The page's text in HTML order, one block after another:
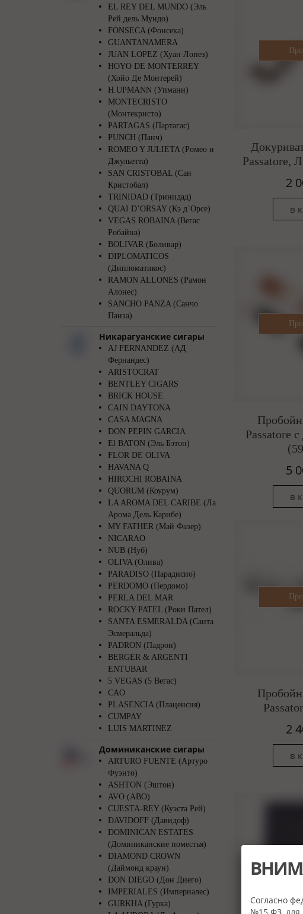
EL REY DEL MUNDO (Эль
Рей дель Мундо)
FONSECA (Фонсека)
GUANTANAMERA
JUAN LOPEZ (Хуан Лопез)
HOYO DE MONTERREY
(Хойо Де Монтерей)
H.UPMANN (Упманн)
MONTECRISTO
(Монтекристо)
PARTAGAS (Партагас)
PUNCH (Панч)
ROMEO Y JULIETA (Ромео и
Джульетта)
SAN CRISTOBAL (Сан
Кристобал)
TRINIDAD (Тринидад)
QUAI D’ORSAY (Кэ д`Орсе)
VEGAS ROBAINA (Вегас
Робайна)
BOLIVAR (Боливар)
DIPLOMATICOS
(Дипломатикос)
RAMON ALLONES (Рамон
Алонес)
SANCHO PANZA (Санчо
Панза)
Никарагуанские сигары
AJ FERNANDEZ (АД
Фернандес)
ARISTOCRAT
BENTLEY CIGARS
BRICK HOUSE
CAIN DAYTONA
CASA MAGNA
DON PEPIN GARCIA
El BATON (Эль Бэтон)
FLOR DE OLIVA
HAVANA Q
HIROCHI ROBAINA
QUORUM (Коурум)
LA AROMA DEL CARIBE (Ла
Арома Дель Карибе)
MY FATHER (Май Фазер)
NICARAO
NUB (Нуб)
OLIVA (Олива)
PARADISO (Парадисио)
PERDOMO (Пердомо)
PERLA DEL MAR
ROCKY PATEL (Роки Пател)
SANTA ESMERALDA (Санта
Эсмеральда)
PADRON (Падрон)
BERGER & ARGENTI
ENTUBAR
5 VEGAS (5 Вегас)
CAO
PLASENCIA (Плаценсия)
CUMPAY
LUIS MARTINEZ
Доминиканские сигары
ARTURO FUENTE (Артуро
Фуэнто)
ASHTON (Эштон)
AVO (АВО)
CUESTA-REY (Куэста Рей)
DAVIDOFF (Давидоф)
DOMINICAN ESTATES
(Доминиканские поместья)
DIAMOND CROWN
(Даймонд краун)
DON DIEGO (Дон Диего)
IMPERIALES (Империалес)
GURKHA (Гурка)
Passatore,
2
Passatore
5
2
Согласно